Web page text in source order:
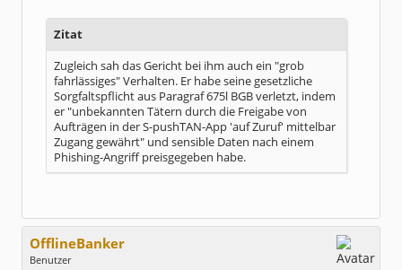
Zitat
Zugleich sah das Gericht bei ihm auch ein "grob
fahrlässiges" Verhalten. Er habe seine gesetzliche
Sorgfaltspflicht aus Paragraf 675l BGB verletzt, indem
er "unbekannten Tätern durch die Freigabe von
Aufträgen in der S-pushTAN-App 'auf Zuruf' mittelbar
Zugang gewährt" und sensible Daten nach einem
Phishing-Angriff preisgegeben habe.
OfflineBanker
Benutzer